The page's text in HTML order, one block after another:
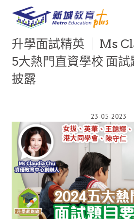
升學面試精英 ｜Ms
5大熱門直資學校 面
披露
23-05-2023